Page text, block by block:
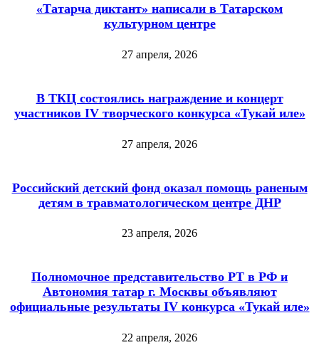
«Татарча диктант» написали в Татарском
культурном центре
27 апреля, 2026
В ТКЦ состоялись награждение и концерт
участников IV творческого конкурса «Тукай иле»
27 апреля, 2026
Российский детский фонд оказал помощь раненым
детям в травматологическом центре ДНР
23 апреля, 2026
Полномочное представительство РТ в РФ и
Автономия татар г. Москвы объявляют
официальные результаты IV конкурса «Тукай иле»
22 апреля, 2026